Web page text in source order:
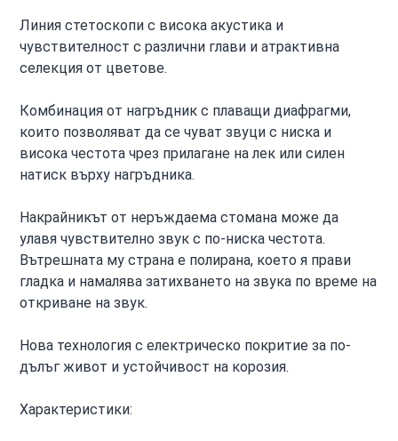
Линия стетоскопи с висока акустика и
чувствителност с различни глави и атрактивна
селекция от цветове.
Комбинация от нагръдник с плаващи диафрагми,
които позволяват да се чуват звуци с ниска и
висока честота чрез прилагане на лек или силен
натиск върху нагръдника.
Накрайникът от неръждаема стомана може да
улавя чувствително звук с по-ниска честота.
Вътрешната му страна е полирана, което я прави
гладка и намалява затихването на звука по време на
откриване на звук.
Нова технология с електрическо покритие за по-
дълъг живот и устойчивост на корозия.
Характеристики: